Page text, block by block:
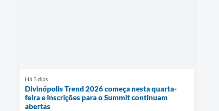
Há 3 dias
Divinópolis Trend 2026 começa nesta quarta-
feira e inscrições para o Summit continuam
abertas